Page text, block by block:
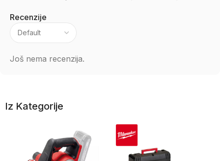
Recenzije
Još nema recenzija.
Iz Kategorije